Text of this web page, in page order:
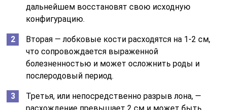
дальнейшем восстановят свою исходную
конфигурацию.
Вторая — лобковые кости расходятся на 1-2 см,
что сопровождается выраженной
болезненностью и может осложнить роды и
послеродовый период.
Третья, или непосредственно разрыв лона, —